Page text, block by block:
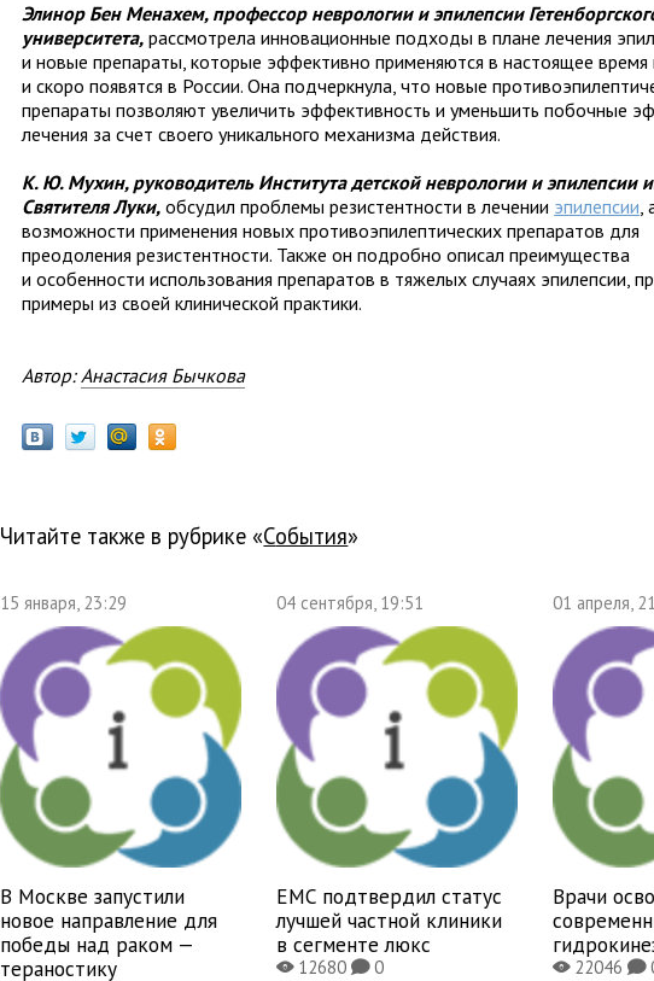
Элинор Бен Менахем, профессор неврологии и эпилепсии
университета, рассмотрела инновационные подходы в плане лечения
и новые препараты, которые эффективно применяются в настоящее время
и скоро появятся в России. Она подчеркнула, что новые
препараты позволяют увеличить эффективность и уменьшить побочные
лечения за счет своего уникального механизма действия.
К. Ю. Мухин, руководитель Института детской неврологии и эпилепсии
Святителя Луки, обсудил проблемы резистентности в лечении эпилепсии,
возможности применения новых противоэпилептических препаратов для
преодоления резистентности. Также он подробно описал преимущества
и особенности использования препаратов в тяжелых случаях эпилепсии,
примеры из своей клинической практики.
Автор:Анастасия Бычкова
Читайте также в рубрике « события»
15 января, 23:29
В Москве запустили
новое направление для
победы над раком —
тераностику
04 сентября, 19:51
EMC подтвердил статус
лучшей частной клиники
в сегменте люкс
X12680K0
01 апреля,
Врачи
X22046K